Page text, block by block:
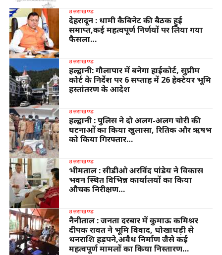
उत्तराखण्ड
देहरादून : धामी कैबिनेट की बैठक हुई
समाप्त,कई महत्वपूर्ण निर्णयों पर लिया गया
फैसला…
उत्तराखण्ड
हल्द्वानी: गौलापार में बनेगा हाईकोर्ट, सुप्रीम
कोर्ट के निर्देश पर 6 सप्ताह में 26 हेक्टेयर भूमि
हस्तांतरण के आदेश
उत्तराखण्ड
हल्द्वानी : पुलिस ने दो अलग-अलग चोरी की
घटनाओं का किया खुलासा, रितिक और ऋषभ
को किया गिरफ्तार…
उत्तराखण्ड
भीमताल : सीडीओ अरविंद पांडेय ने विकास
भवन स्थित विभिन्न कार्यालयों का किया
औचक निरीक्षण…
उत्तराखण्ड
नैनीताल : जनता दरबार में कुमाऊ कमिश्नर
दीपक रावत ने भूमि विवाद, धोखाधड़ी से
धनराशि हड़पने,अवैध निर्माण जैसे कई
महत्वपूर्ण मामलों का किया निस्तारण…